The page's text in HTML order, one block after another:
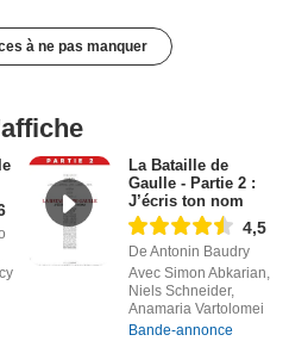
à ne pas manquer
La Bataille de
Gaulle - Partie 2 :
J’écris ton nom
4,5
De Antonin Baudry
Avec Simon Abkarian,
Niels Schneider,
Anamaria Vartolomei
Bande-annonce